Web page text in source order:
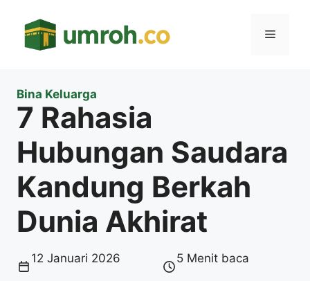
Menu
Bina Keluarga
7 Rahasia
Hubungan Saudara
Kandung Berkah
Dunia Akhirat
12 Januari 2026 5 Menit baca